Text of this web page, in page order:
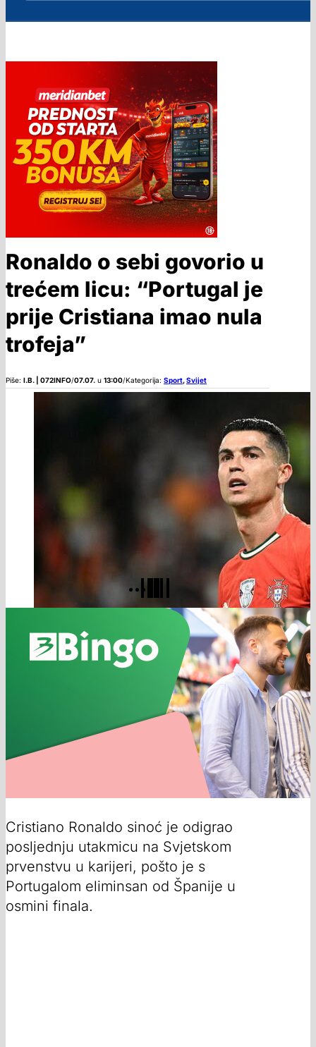
Ronaldo o sebi govorio u
trećem licu: “Portugal je
prije Cristiana imao nula
trofeja”
Piše: I.B. | 072INFO/07.07. u 13:00/Kategorija: Sport,Svijet
Cristiano Ronaldo sinoć je odigrao
posljednju utakmicu na Svjetskom
prvenstvu u karijeri, pošto je s
Portugalom eliminsan od Španije u
osmini finala.